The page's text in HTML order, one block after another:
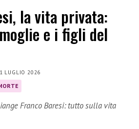
la vita privata:
e i figli del
LUGLIO 2026
Franco Baresi: tutto sulla vita